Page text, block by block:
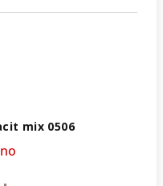
mix 0506